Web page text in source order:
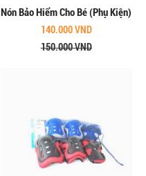
Nón Bảo Hiểm Cho Bé (Phụ Kiện)
140.000 VND
150.000 VND